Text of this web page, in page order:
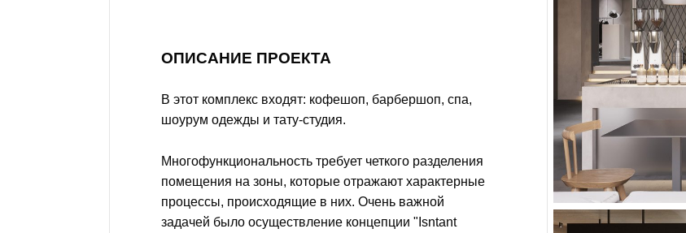
ОПИСАНИЕ ПРОЕКТА
В этот комплекс входят: кофешоп, барбершоп, спа,
шоурум одежды и тату-студия.
Многофункциональность требует четкого разделения
помещения на зоны, которые отражают характерные
процессы, происходящие в них. Очень важной
задачей было осуществление концепции "Isntant